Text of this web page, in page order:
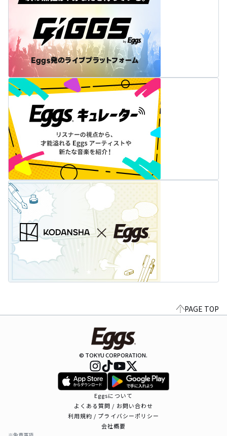
PAGE TOP
© TOKYU CORPORATION.
Eggsについて
よくある質問 / お問い合わせ
利用規約 / プライバシーポリシー
会社概要